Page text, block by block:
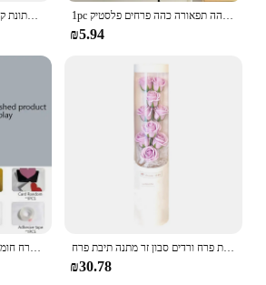
גבוהה-סוף Ranunculus ורדים משי מלאכותי פרחי חתונת קישוט maraige כלה פרחוני חדר תפאורה פלורס artificiales 1pc שחור טהור ורד ברק זר ליל כל הקדושים אימה תפאורה גותי כהה תפאורה כהה פרחים פלסטיק
₪5.94
יום האהבה המלאכותית פרח ורדים סבון זר מתנה תיבת פרח Creative חברה אשתו זר יום הולדת אמא
₪30.78